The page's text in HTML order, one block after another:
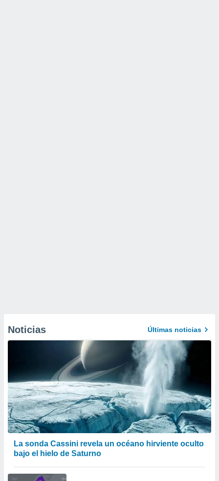
Noticias Últimas noticias
La sonda Cassini revela un océano hirviente oculto
bajo el hielo de Saturno